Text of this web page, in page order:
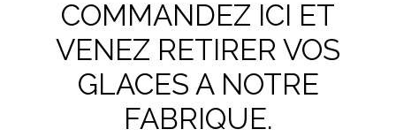
COMMANDEZ ICI ET
VENEZ RETIRER VOS
GLACES A NOTRE
FABRIQUE.